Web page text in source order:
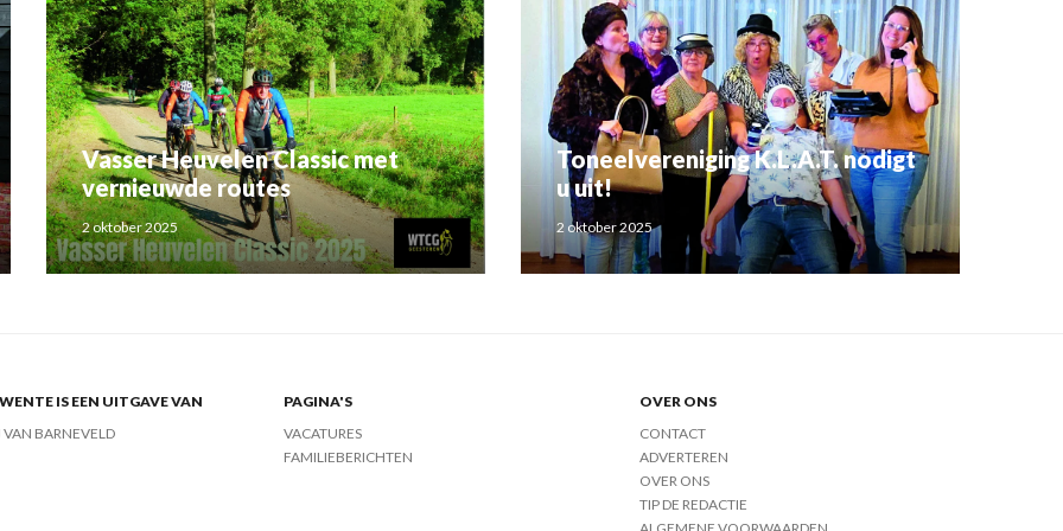
Vasser Heuvelen Classic met
vernieuwde routes
2 oktober 2025
Toneelvereniging K.L.A.T. nodigt
u uit!
2 oktober 2025
IS EEN UITGAVE VAN
VAN BARNEVELD
PAGINA'S
VACATURES
FAMILIEBERICHTEN
OVER ONS
CONTACT
ADVERTEREN
OVER ONS
TIP DE REDACTIE